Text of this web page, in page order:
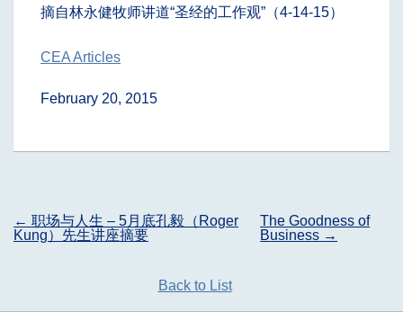
摘自林永健牧师讲道“圣经的工作观”（4-14-15）
CEA Articles
February 20, 2015
Post
navigation
← 职场与人生 – 5月底孔毅（Roger
Kung）先生讲座摘要
The Goodness of
Business →
Back to List